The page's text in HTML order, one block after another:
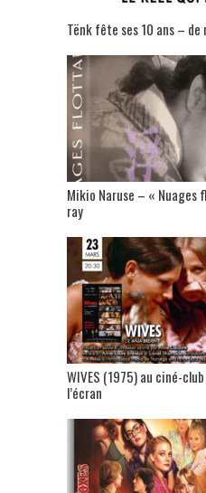
Tënk fête ses 10 ans –
Mikio Naruse – «
ray
WIVES (1975) au ciné-
l’écran